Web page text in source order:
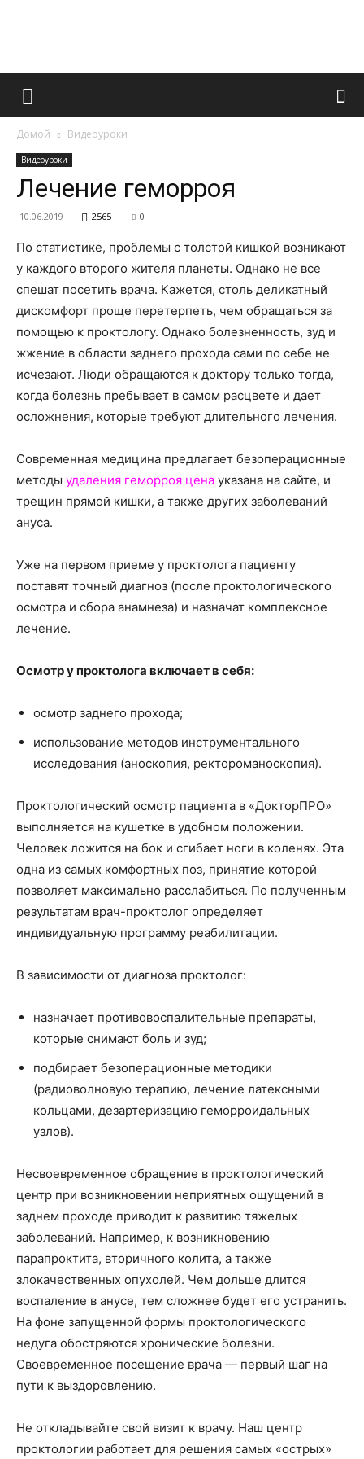
Французский
все
Домой Видеоуроки
Видеоуроки
Лечение геморроя
10.06.2019 2565 0
По статистике, проблемы с толстой кишкой возникают
у каждого второго жителя планеты. Однако не все
спешат посетить врача. Кажется, столь деликатный
дискомфорт проще перетерпеть, чем обращаться за
помощью к проктологу. Однако болезненность, зуд и
жжение в области заднего прохода сами по себе не
исчезают. Люди обращаются к доктору только тогда,
когда болезнь пребывает в самом расцвете и дает
осложнения, которые требуют длительного лечения.
Современная медицина предлагает безоперационные
методы удаления геморроя цена указана на сайте, и
трещин прямой кишки, а также других заболеваний
ануса.
Уже на первом приеме у проктолога пациенту
поставят точный диагноз (после проктологического
осмотра и сбора анамнеза) и назначат комплексное
лечение.
Осмотр у проктолога включает в себя:
осмотр заднего прохода;
использование методов инструментального
исследования (аноскопия, ректороманоскопия).
Проктологический осмотр пациента в «ДокторПРО»
выполняется на кушетке в удобном положении.
Человек ложится на бок и сгибает ноги в коленях. Эта
одна из самых комфортных поз, принятие которой
позволяет максимально расслабиться. По полученным
результатам врач-проктолог определяет
индивидуальную программу реабилитации.
В зависимости от диагноза проктолог:
назначает противовоспалительные препараты,
которые снимают боль и зуд;
подбирает безоперационные методики
(радиоволновую терапию, лечение латексными
кольцами, дезартеризацию геморроидальных
узлов).
Несвоевременное обращение в проктологический
центр при возникновении неприятных ощущений в
заднем проходе приводит к развитию тяжелых
заболеваний. Например, к возникновению
парапроктита, вторичного колита, а также
злокачественных опухолей. Чем дольше длится
воспаление в анусе, тем сложнее будет его устранить.
На фоне запущенной формы проктологического
недуга обостряются хронические болезни.
Своевременное посещение врача — первый шаг на
пути к выздоровлению.
Не откладывайте свой визит к врачу. Наш центр
проктологии работает для решения самых «острых»